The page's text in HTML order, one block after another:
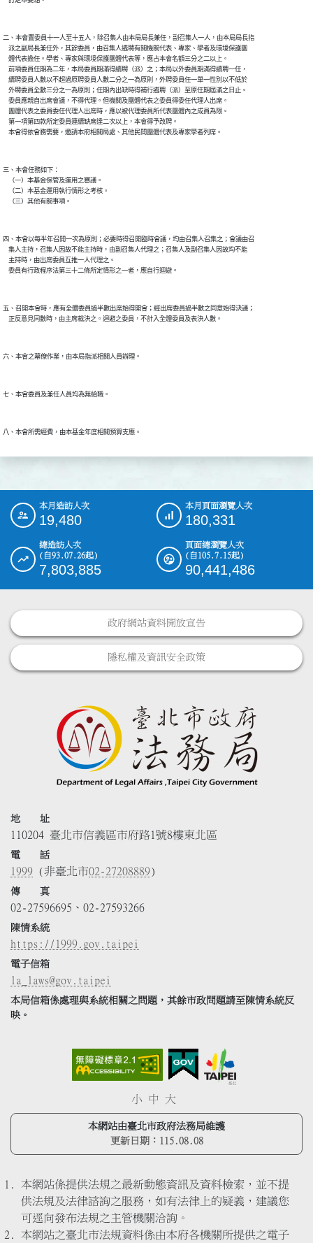
二、本會置委員十一人至十五人，除召集人由本局局長兼任，副召集人一人，由本局局長指
    派之副局長兼任外，其餘委員，由召集人遴聘有關機關代表、專家、學者及環境保護團
    體代表擔任。學者、專家與環境保護團體代表等，應占本會名額三分之二以上。
    前項委員任期為二年，本局委員期滿得續聘（派）之；本局以外委員期滿得續聘一任，
    續聘委員人數以不超過原聘委員人數二分之一為原則，外聘委員任一單一性別以不低於
    外聘委員全數三分之一為原則；任期內出缺時得補行遴聘（派）至原任期屆滿之日止。
    委員應親自出席會議，不得代理。但機關及團體代表之委員得委任代理人出席。
    團體代表之委員委任代理人出席時，應以被代理委員所代表團體內之成員為限。
    第一項第四款所定委員連續缺席達二次以上，本會得予改聘。
三、本會任務如下：
    （一）本基金保管及運用之審議。
    （二）本基金運用執行情形之考核。
四、本會以每半年召開一次為原則；必要時得召開臨時會議，均由召集人召集之；會議由召
    集人主持，召集人因故不能主持時，由副召集人代理之；召集人及副召集人因故均不能
    主持時，由出席委員互推一人代理之。
五、召開本會時，應有全體委員過半數出席始得開會；經出席委員過半數之同意始得決議；
::: 本月造訪人次
19,480
本月頁面瀏覽人次
180,331
總造訪人次
(自93.07.26起)
7,803,885
頁面總瀏覽人次
(自105.7.15起)
90,441,486
政府網站資料開放宣告
隱私權及資訊安全政策
地 址
110204 臺北市信義區市府路1號8樓東北區
電 話
1999 (非臺北市02-27208889)
傳 真
02-27596695、02-27593266
陳情系統
https://1999.gov.taipei
電子信箱
la_laws@gov.taipei
本局信箱係處理與系統相關之問題，其餘市政問題請至陳情系統反
映。
小 中 大
本網站由臺北市政府法務局維護
更新日期： 115.08.08
本網站係提供法規之最新動態資訊及資料檢索，並不提
供法規及法律諮詢之服務，如有法律上的疑義，建議您
可逕向發布法規之主管機關洽詢。
本網站之臺北市法規資料係由本府各機關所提供之電子